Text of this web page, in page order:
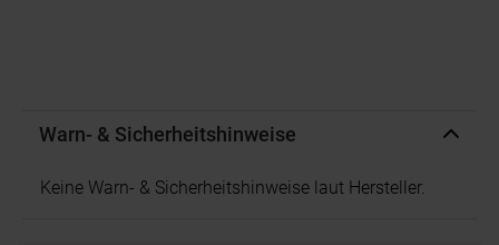
Warn- & Sicherheitshinweise
Keine Warn- & Sicherheitshinweise laut Hersteller.